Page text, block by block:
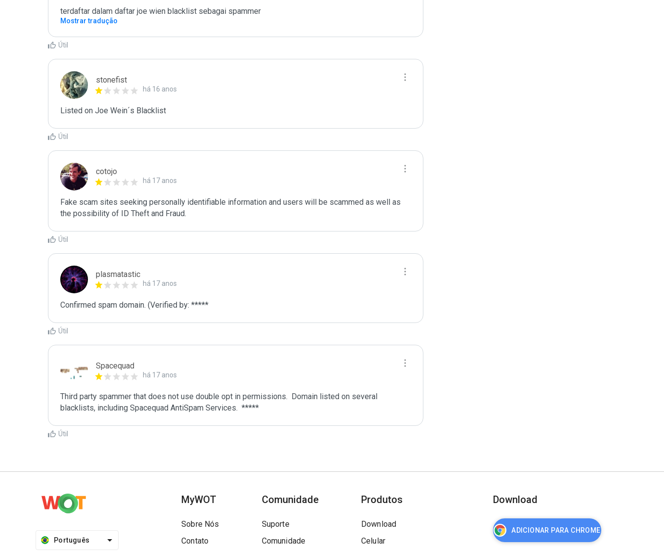
terdaftar dalam daftar joe wien blacklist sebagai spammer
Mostrar tradução
Útil
stonefist
há 16 anos
Listed on Joe Wein´s Blacklist
Útil
cotojo
há 17 anos
Fake scam sites seeking personally identifiable information and users will be scammed as well as
the possibility of ID Theft and Fraud.
Útil
plasmatastic
há 17 anos
Confirmed spam domain. (Verified by: *****
Útil
Spacequad
há 17 anos
Third party spammer that does not use double opt in permissions.  Domain listed on several
Útil
Português
MyWOT
Sobre Nós
Contato
Comunidade
Suporte
Comunidade
Produtos
Download
Celular
Download
ADICIONAR PARA CHROME